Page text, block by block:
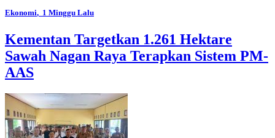
Ekonomi, 1 Minggu Lalu
Kementan Targetkan 1.261 Hektare
Sawah Nagan Raya Terapkan Sistem PM-
AAS